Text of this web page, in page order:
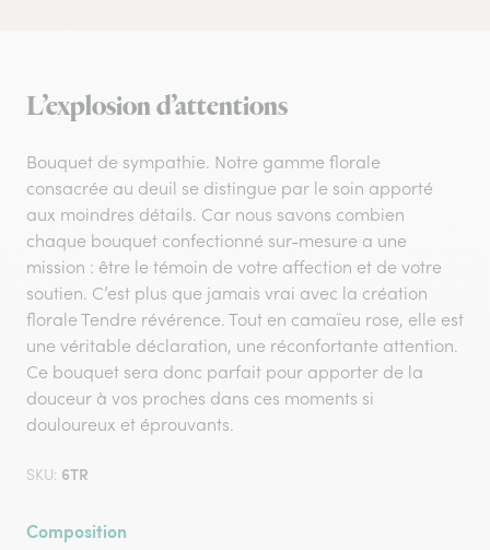
L’explosion d’attentions
Bouquet de sympathie. Notre gamme florale
consacrée au deuil se distingue par le soin apporté
aux moindres détails. Car nous savons combien
chaque bouquet confectionné sur-mesure a une
mission : être le témoin de votre affection et de votre
soutien. C’est plus que jamais vrai avec la création
florale Tendre révérence. Tout en camaïeu rose, elle est
une véritable déclaration, une réconfortante attention.
Ce bouquet sera donc parfait pour apporter de la
douceur à vos proches dans ces moments si
douloureux et éprouvants.
SKU: 6TR
Composition